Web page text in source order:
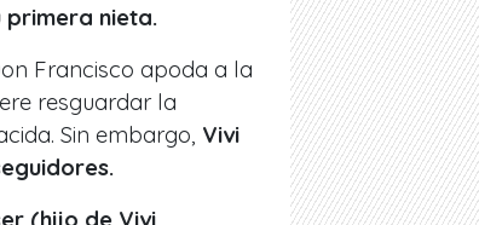
nieta.
Francisco apoda a la
resguardar la
Sin embargo, Vivi
(hijo de Vivi